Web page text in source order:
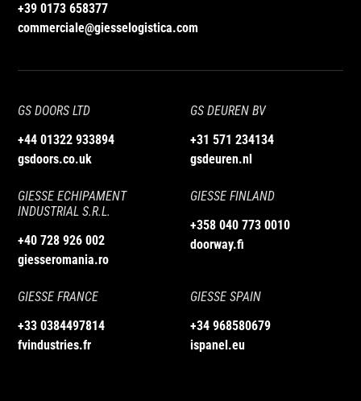
+39 0173 658377
commerciale@giesselogistica.com
GS DOORS LTD
+44 01322 933894
gsdoors.co.uk
GS DEUREN BV
+31 571 234134
gsdeuren.nl
GIESSE ECHIPAMENT
INDUSTRIAL S.R.L.
+40 728 926 002
giesseromania.ro
GIESSE FINLAND
+358 040 773 0010
doorway.fi
GIESSE FRANCE
+33 0384497814
fvindustries.fr
GIESSE SPAIN
+34 968580679
ispanel.eu